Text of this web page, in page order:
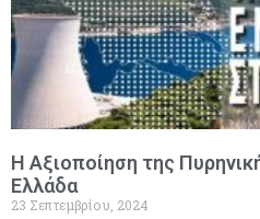
Η Αξιοποίηση της
Ελλάδα
23 Σεπτεμβρίου, 2024